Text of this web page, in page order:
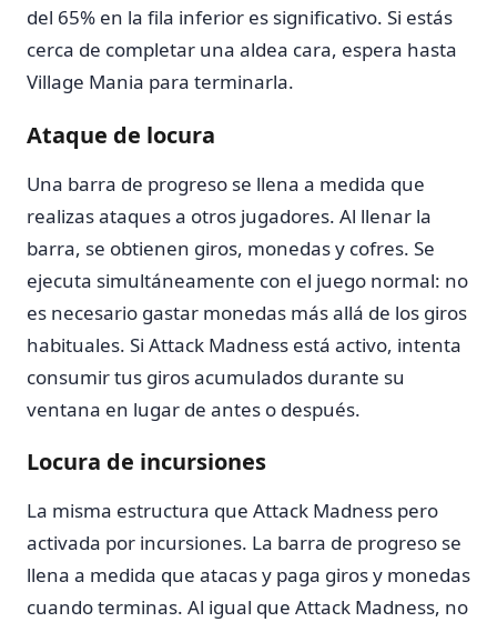
del 65% en la fila inferior es significativo. Si estás
cerca de completar una aldea cara, espera hasta
Village Mania para terminarla.
Ataque de locura
Una barra de progreso se llena a medida que
realizas ataques a otros jugadores. Al llenar la
barra, se obtienen giros, monedas y cofres. Se
ejecuta simultáneamente con el juego normal: no
es necesario gastar monedas más allá de los giros
habituales. Si Attack Madness está activo, intenta
consumir tus giros acumulados durante su
ventana en lugar de antes o después.
Locura de incursiones
La misma estructura que Attack Madness pero
activada por incursiones. La barra de progreso se
llena a medida que atacas y paga giros y monedas
cuando terminas. Al igual que Attack Madness, no